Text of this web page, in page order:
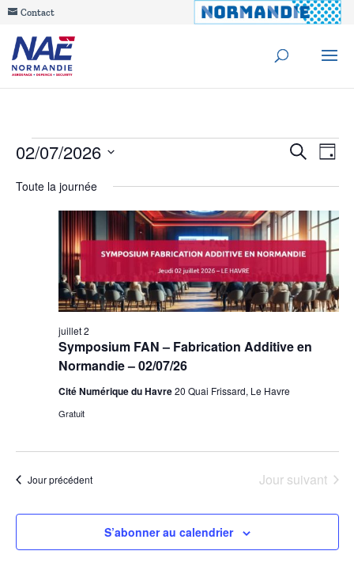
Contact
Évènements
for
juillet
2026
et
de
vues
Recherche
de
Jour
02/07/2026
Toute la journée
Symposium FAN – Fabrication Additive en
Normandie – 02/07/26
juillet 2
Cité Numérique du Havre20 Quai Frissard, Le Havre
Gratuit
Jour précédent Jour suivant
S’abonner au calendrier